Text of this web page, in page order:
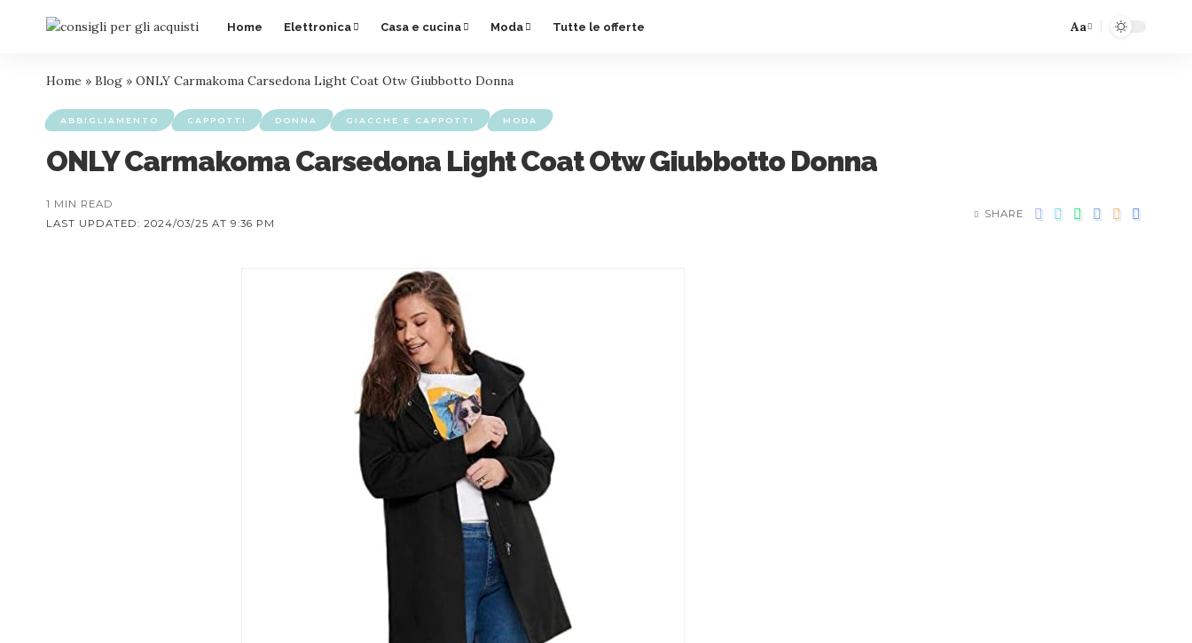
Home Elettronica Casa e cucina Moda Tutte le offerte Aa
Home » Blog » ONLY Carmakoma Carsedona Light Coat Otw Giubbotto Donna
ABBIGLIAMENTO CAPPOTTI DONNA GIACCHE E CAPPOTTI MODA
ONLY Carmakoma Carsedona Light Coat Otw Giubbotto Donna
LAST UPDATED: 2024/03/25 AT 9:36 PM
1 MIN READ
SHARE